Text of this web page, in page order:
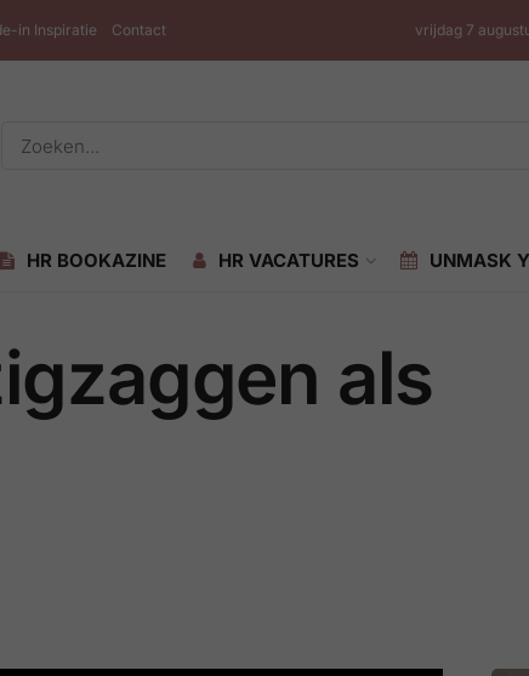
in Inspiratie Contact vrijdag 7
HR BOOKAZINE HR VACATURES UNMASK
als